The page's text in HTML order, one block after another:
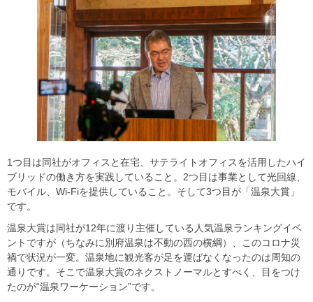
1つ目は同社がオフィスと在宅、サテライトオフィスを活用したハイ
ブリッドの働き方を実践していること。2つ目は事業として光回線、
モバイル、Wi-Fiを提供していること。そして3つ目が「温泉大賞」
です。
温泉大賞は同社が12年に渡り主催している人気温泉ランキングイベ
ントですが（ちなみに別府温泉は不動の西の横綱）、このコロナ災
禍で状況が一変。温泉地に観光客が足を運ばなくなったのは周知の
通りです。そこで温泉大賞のネクストノーマルとすべく、目をつけ
たのが“温泉ワーケーション”です。